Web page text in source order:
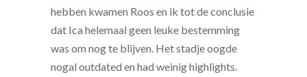
hebben kwamen Roos en ik tot de conclusie
dat Ica helemaal geen leuke bestemming
was om nog te blijven. Het stadje oogde
nogal outdated en had weinig highlights.